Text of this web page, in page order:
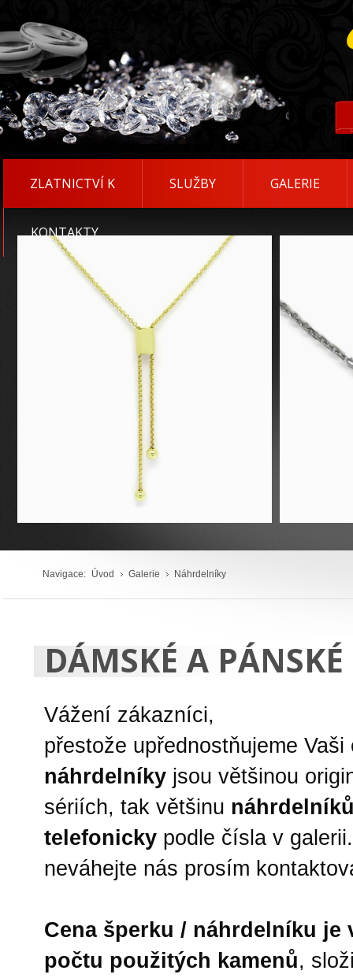
ZLATNICTVÍ K SLUŽBY GALERIE
KONTAKTY
Navigace: Úvod Galerie Náhrdelníky
DÁMSKÉ A
Vážení zákazníci,
přestože upřednostňujeme
náhrdelníky jsou většinou
sériích, tak většinu
telefonicky podle čísla v
neváhejte nás prosím
Cena šperku / náhrdelníku
počtu použitých kamenů,